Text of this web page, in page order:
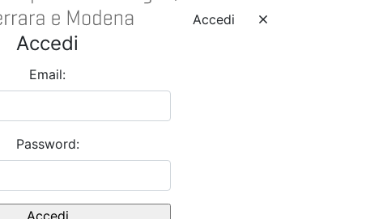
Accedi
Accedi
Email:
Password: